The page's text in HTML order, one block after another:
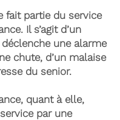
fait partie du service
Il s’agit d’un
une alarme
chute, d’un malaise
du senior.
quant à elle,
par une